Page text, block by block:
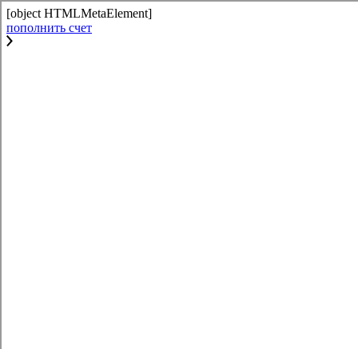
[object HTMLMetaElement]
пополнить счет